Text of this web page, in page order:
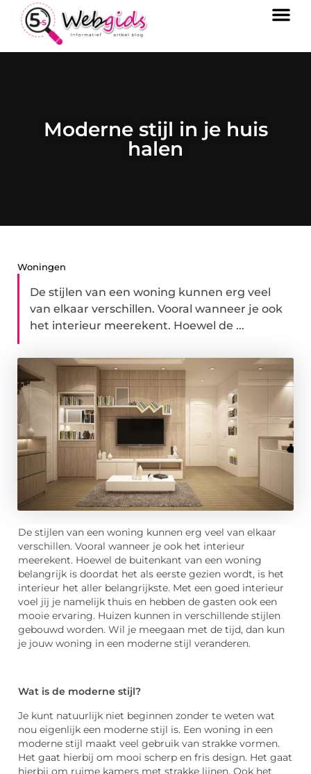
Moderne stijl in je huis
halen
Woningen
De stijlen van een woning kunnen erg veel
van elkaar verschillen. Vooral wanneer je ook
het interieur meerekent. Hoewel de ...
De stijlen van een woning kunnen erg veel van elkaar
verschillen. Vooral wanneer je ook het interieur
meerekent. Hoewel de buitenkant van een woning
belangrijk is doordat het als eerste gezien wordt, is het
interieur het aller belangrijkste. Met een goed interieur
voel jij je namelijk thuis en hebben de gasten ook een
mooie ervaring. Huizen kunnen in verschillende stijlen
gebouwd worden. Wil je meegaan met de tijd, dan kun
je jouw woning in een moderne stijl veranderen.
Wat is de moderne stijl?
Je kunt natuurlijk niet beginnen zonder te weten wat
nou eigenlijk een moderne stijl is. Een woning in een
moderne stijl maakt veel gebruik van strakke vormen.
Het gaat hierbij om mooi scherp en fris design. Het gaat
hierbij om ruime kamers met strakke lijnen. Ook het